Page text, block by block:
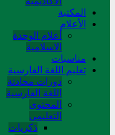
المکتبة
الأعلام
أعلام الوحدة
الاسلامية
مناسبات
تعلیم اللغة الفارسیة
دورات محادثة
اللغة الفارسیة
المحتوی
التعلیمی
ذکریات